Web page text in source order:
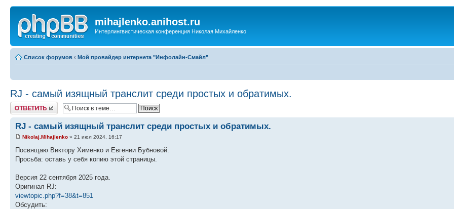
mihajlenko.anihost.ru
Интерлингвистическая конференция Николая Михайленко
Список форумов ‹ Мой провайдер интернета "Инфолайн-Смайл"
RJ - самый изящный транслит среди простых и обратимых.
Ответить
RJ - самый изящный транслит среди простых и обратимых.
Nikolaj.Mihajlenko » 21 июл 2024, 16:17
Посвящаю Виктору Хименко и Евгении Бубновой.
Просьба: оставь у себя копию этой страницы.
Версия 22 сентября 2025 года.
Оригинал RJ:
viewtopic.php?f=38&t=851
Обсудить: